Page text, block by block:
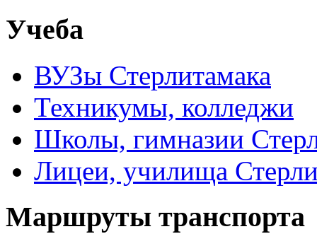
Учеба
ВУЗы Стерлитамака
Техникумы, колледжи
Школы, гимназии
Лицеи, училища
Маршруты транспорта